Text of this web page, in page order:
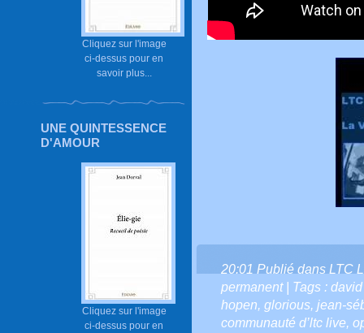
Cliquez sur l'image
ci-dessus pour en
savoir plus...
UNE QUINTESSENCE
D'AMOUR
Cliquez sur l'image
ci-dessus pour en
20:01 Publié dans LTC
permanent| Tags :
hopen, glorious, jean-
communauté d’ltc live,